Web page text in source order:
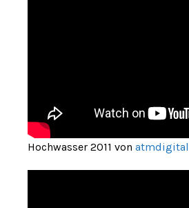
Hochwasser 2011 von